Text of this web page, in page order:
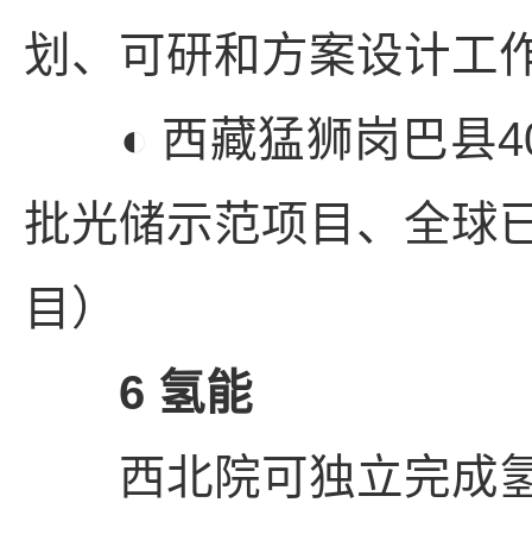
划、可研和方案设计工
◐ 西藏猛狮岗巴县
批光储示范项目、全球
目）
6 氢能
西北院可独立完成氢